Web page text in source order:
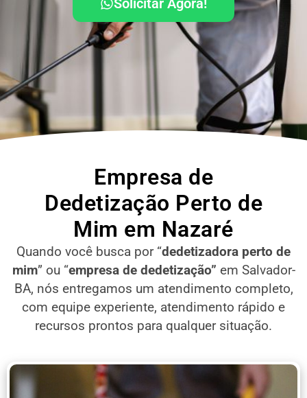
Solicitar Agora!
Empresa de
Dedetização Perto de
Mim em Nazaré
Quando você busca por “dedetizadora perto de
mim” ou “empresa de dedetização” em Salvador-
BA, nós entregamos um atendimento completo,
com equipe experiente, atendimento rápido e
recursos prontos para qualquer situação.